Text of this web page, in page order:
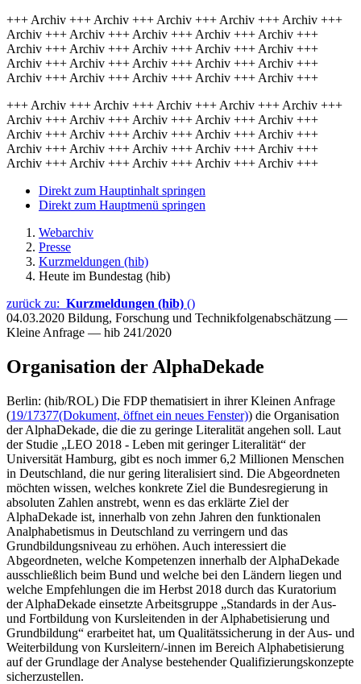
+++ Archiv +++ Archiv +++ Archiv +++ Archiv +++ Archiv +++
Archiv +++ Archiv +++ Archiv +++ Archiv +++ Archiv +++
Archiv +++ Archiv +++ Archiv +++ Archiv +++ Archiv +++
Archiv +++ Archiv +++ Archiv +++ Archiv +++ Archiv +++
Archiv +++ Archiv +++ Archiv +++ Archiv +++ Archiv +++
+++ Archiv +++ Archiv +++ Archiv +++ Archiv +++ Archiv +++
Archiv +++ Archiv +++ Archiv +++ Archiv +++ Archiv +++
Archiv +++ Archiv +++ Archiv +++ Archiv +++ Archiv +++
Archiv +++ Archiv +++ Archiv +++ Archiv +++ Archiv +++
Archiv +++ Archiv +++ Archiv +++ Archiv +++ Archiv +++
Direkt zum Hauptinhalt springen
Direkt zum Hauptmenü springen
Webarchiv
Presse
Kurzmeldungen (hib)
Heute im Bundestag (hib)
zurück zu: Kurzmeldungen (hib) ()
04.03.2020 Bildung, Forschung und Technikfolgenabschätzung —
Kleine Anfrage — hib 241/2020
Organisation der AlphaDekade
Berlin: (hib/ROL) Die FDP thematisiert in ihrer Kleinen Anfrage
(19/17377(Dokument, öffnet ein neues Fenster)) die Organisation
der AlphaDekade, die die zu geringe Literalität angehen soll. Laut
der Studie „LEO 2018 - Leben mit geringer Literalität“ der
Universität Hamburg, gibt es noch immer 6,2 Millionen Menschen
in Deutschland, die nur gering literalisiert sind. Die Abgeordneten
möchten wissen, welches konkrete Ziel die Bundesregierung in
absoluten Zahlen anstrebt, wenn es das erklärte Ziel der
AlphaDekade ist, innerhalb von zehn Jahren den funktionalen
Analphabetismus in Deutschland zu verringern und das
Grundbildungsniveau zu erhöhen. Auch interessiert die
Abgeordneten, welche Kompetenzen innerhalb der AlphaDekade
ausschließlich beim Bund und welche bei den Ländern liegen und
welche Empfehlungen die im Herbst 2018 durch das Kuratorium
der AlphaDekade einsetzte Arbeitsgruppe „Standards in der Aus-
und Fortbildung von Kursleitenden in der Alphabetisierung und
Grundbildung“ erarbeitet hat, um Qualitätssicherung in der Aus- und
Weiterbildung von Kursleitern/-innen im Bereich Alphabetisierung
auf der Grundlage der Analyse bestehender Qualifizierungskonzepte
sicherzustellen.